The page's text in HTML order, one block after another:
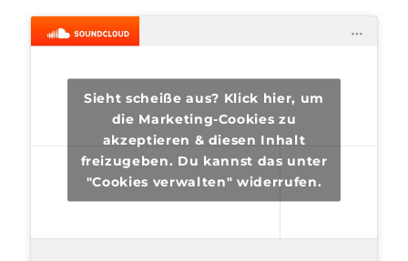
Sieht scheiße aus? Klick hier, um
die Marketing-Cookies zu
akzeptieren & diesen Inhalt
freizugeben. Du kannst das unter
"Cookies verwalten" widerrufen.